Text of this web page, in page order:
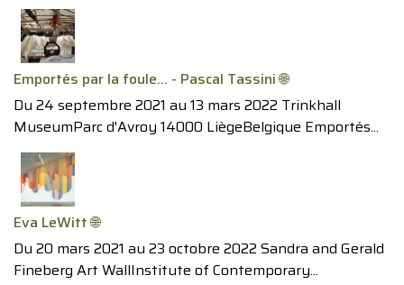
Emportés par la foule… - Pascal Tassini 🌐
Du 24 septembre 2021 au 13 mars 2022 Trinkhall
MuseumParc d'Avroy 14000 LiègeBelgique Emportés...
Eva LeWitt 🌐
Du 20 mars 2021 au 23 octobre 2022 Sandra and Gerald
Fineberg Art WallInstitute of Contemporary...